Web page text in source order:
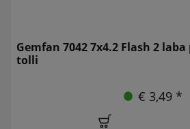
Gemfan 7042 7x4.2 Flash 2
tolli
€ 3,49 *